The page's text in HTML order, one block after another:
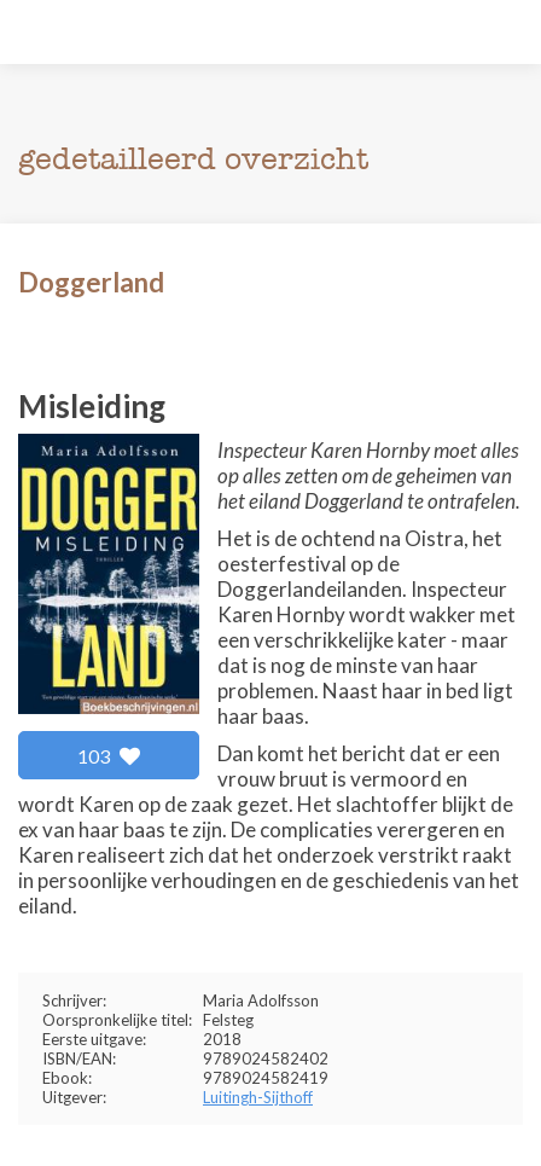
gedetailleerd overzicht
Doggerland
Misleiding
103
Inspecteur Karen Hornby moet alles
op alles zetten om de geheimen van
het eiland Doggerland te ontrafelen.
Het is de ochtend na Oistra, het
oesterfestival op de
Doggerlandeilanden. Inspecteur
Karen Hornby wordt wakker met
een verschrikkelijke kater - maar
dat is nog de minste van haar
problemen. Naast haar in bed ligt
haar baas.
Dan komt het bericht dat er een
vrouw bruut is vermoord en
wordt Karen op de zaak gezet. Het slachtoffer blijkt de
ex van haar baas te zijn. De complicaties verergeren en
Karen realiseert zich dat het onderzoek verstrikt raakt
in persoonlijke verhoudingen en de geschiedenis van het
eiland.
Schrijver:
Maria Adolfsson
Oorspronkelijke titel: Felsteg
Eerste uitgave:
2018
ISBN/EAN:
9789024582402
Ebook:
9789024582419
Uitgever:
Luitingh-Sijthoff